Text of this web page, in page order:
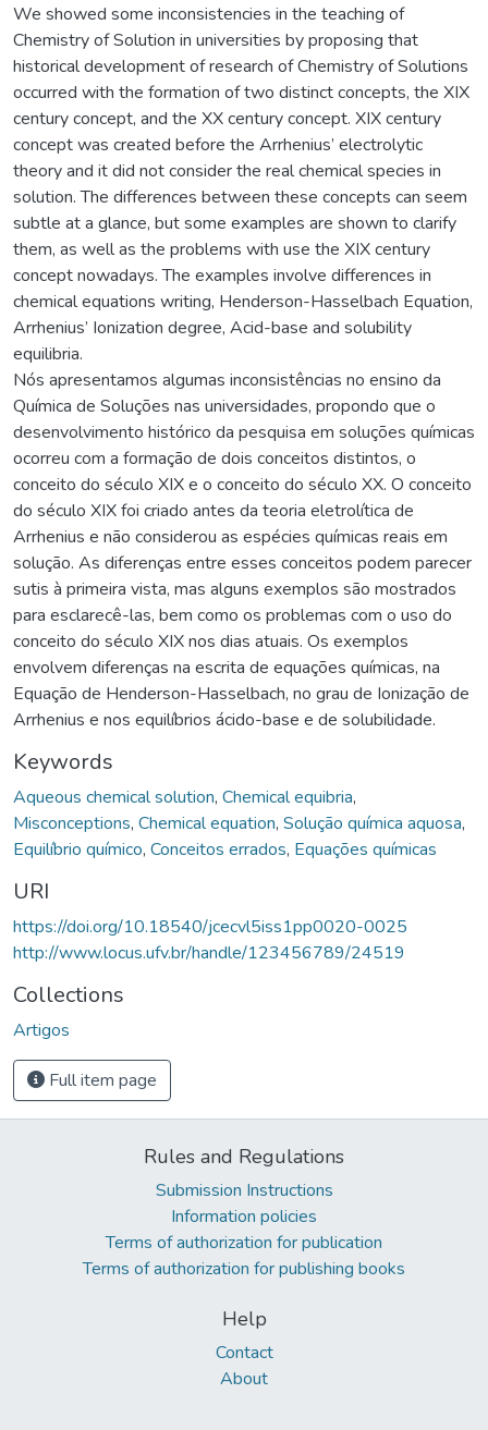
We showed some inconsistencies in the teaching of
Chemistry of Solution in universities by proposing that
historical development of research of Chemistry of Solutions
occurred with the formation of two distinct concepts, the XIX
century concept, and the XX century concept. XIX century
concept was created before the Arrhenius’ electrolytic
theory and it did not consider the real chemical species in
solution. The differences between these concepts can seem
subtle at a glance, but some examples are shown to clarify
them, as well as the problems with use the XIX century
concept nowadays. The examples involve differences in
chemical equations writing, Henderson-Hasselbach Equation,
Arrhenius’ Ionization degree, Acid-base and solubility
equilibria.
Nós apresentamos algumas inconsistências no ensino da
Química de Soluções nas universidades, propondo que o
desenvolvimento histórico da pesquisa em soluções químicas
ocorreu com a formação de dois conceitos distintos, o
conceito do século XIX e o conceito do século XX. O conceito
do século XIX foi criado antes da teoria eletrolítica de
Arrhenius e não considerou as espécies químicas reais em
solução. As diferenças entre esses conceitos podem parecer
sutis à primeira vista, mas alguns exemplos são mostrados
para esclarecê-las, bem como os problemas com o uso do
conceito do século XIX nos dias atuais. Os exemplos
envolvem diferenças na escrita de equações químicas, na
Equação de Henderson-Hasselbach, no grau de Ionização de
Arrhenius e nos equilíbrios ácido-base e de solubilidade.
Keywords
Aqueous chemical solution, Chemical equibria,
Misconceptions, Chemical equation, Solução química aquosa,
Equilíbrio químico, Conceitos errados, Equações químicas
URI
https://doi.org/10.18540/jcecvl5iss1pp0020-0025
http://www.locus.ufv.br/handle/123456789/24519
Collections
Artigos
Full item page
Rules and Regulations
Submission Instructions
Information policies
Terms of authorization for publication
Terms of authorization for publishing books
Help
Contact
About